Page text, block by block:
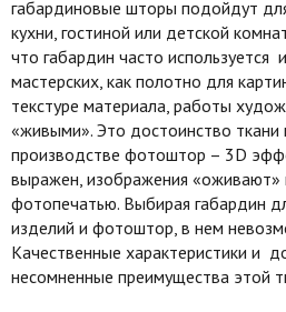
габардиновые шторы подойдут
кухни, гостиной или детской
что габардин часто используется
мастерских, как полотно для
текстуре материала, работы
«живыми». Это достоинство ткани
производстве фотоштор – 3D
выражен, изображения «оживают»
фотопечатью. Выбирая габардин
изделий и фотоштор, в нем
Качественные характеристики и
несомненные преимущества этой